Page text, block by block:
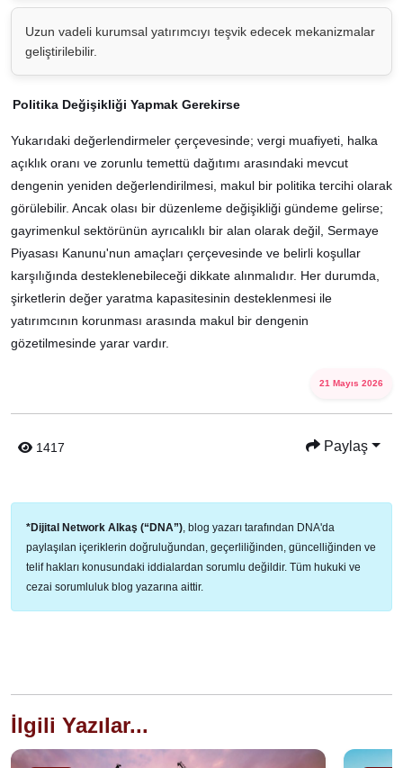
Uzun vadeli kurumsal yatırımcıyı teşvik edecek mekanizmalar
geliştirilebilir.
Politika Değişikliği Yapmak Gerekirse
Yukarıdaki değerlendirmeler çerçevesinde; vergi muafiyeti, halka
açıklık oranı ve zorunlu temettü dağıtımı arasındaki mevcut
dengenin yeniden değerlendirilmesi, makul bir politika tercihi olarak
görülebilir. Ancak olası bir düzenleme değişikliği gündeme gelirse;
gayrimenkul sektörünün ayrıcalıklı bir alan olarak değil, Sermaye
Piyasası Kanunu'nun amaçları çerçevesinde ve belirli koşullar
karşılığında desteklenebileceği dikkate alınmalıdır. Her durumda,
şirketlerin değer yaratma kapasitesinin desteklenmesi ile
yatırımcının korunması arasında makul bir dengenin
gözetilmesinde yarar vardır.
21 Mayıs 2026
1417 Paylaş
*Dijital Network Alkaş (“DNA”), blog yazarı tarafından DNA'da
paylaşılan içeriklerin doğruluğundan, geçerliliğinden, güncelliğinden ve
telif hakları konusundaki iddialardan sorumlu değildir. Tüm hukuki ve
cezai sorumluluk blog yazarına aittir.
İlgili Yazılar...